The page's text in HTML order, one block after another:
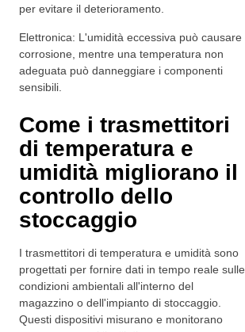
per evitare il deterioramento.
Elettronica: L'umidità eccessiva può causare
corrosione, mentre una temperatura non
adeguata può danneggiare i componenti
sensibili.
Come i trasmettitori
di temperatura e
umidità migliorano il
controllo dello
stoccaggio
I trasmettitori di temperatura e umidità sono
progettati per fornire dati in tempo reale sulle
condizioni ambientali all'interno del
magazzino o dell'impianto di stoccaggio.
Questi dispositivi misurano e monitorano